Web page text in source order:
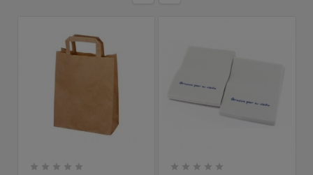
         